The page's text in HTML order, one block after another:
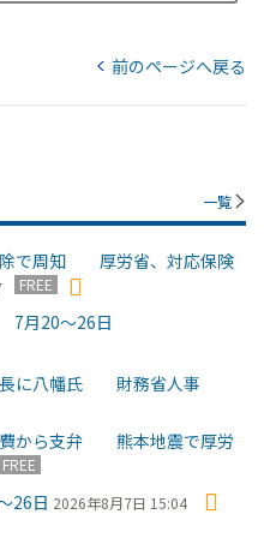
前のページへ戻る
一覧
除で周知 厚労省、対応保険
FREE
月20～26日
長に八幡氏 財務省人事
費から支弁 熊本地震で厚労
FREE
26日 2026年8月7日 15:04